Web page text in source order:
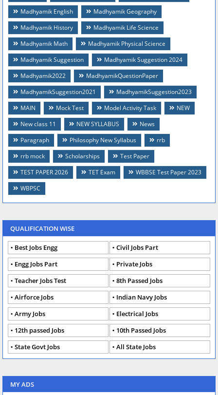
Madhyamik English
Madhyamik Geography
Madhyamik History
Madhyamik Life Science
Madhyamik Math
Madhyamik Physical Science
Madhyamik Suggestion
Madhyamik Suggestion 2024
Madhyamik2022
MadhyamikQuestionPaper
MadhyamikSuggestion2021
MadhyamikSuggestion2023
MAIN
Mock Test Model Activity Task
NEW
New class 11
NEW SYLLABUS
News
Paragraph
Philosophy New Syllabus
rrb
rrb mock
Scholarships
Test Paper
TEST PAPER 2026
TET Exam
WBBSE Test Paper 2023
WBPSC
QUALIFICATION WISE
Best Jobs Engg
Civil Jobs Part
Engg Jobs Part
Private Jobs
Teacher Jobs Test
8th Passed Jobs
Airforce Jobs
Indian Navy Jobs
Army Jobs
Electrical Jobs
12th passed Jobs
10th Passed Jobs
State Govt Jobs
All State Jobs
MY ADS